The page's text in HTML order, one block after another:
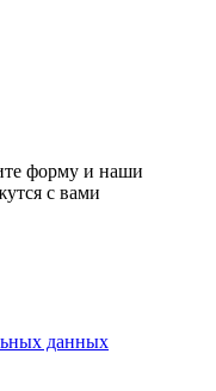
форму и наши
с вами
данных